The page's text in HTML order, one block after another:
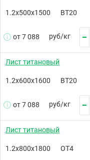
1.2х500х1500 ВТ20
от 7 088 руб/кг
Лист титановый
1.2х600х1600 ВТ20
от 7 088 руб/кг
Лист титановый
1.2х800х1800 ОТ4